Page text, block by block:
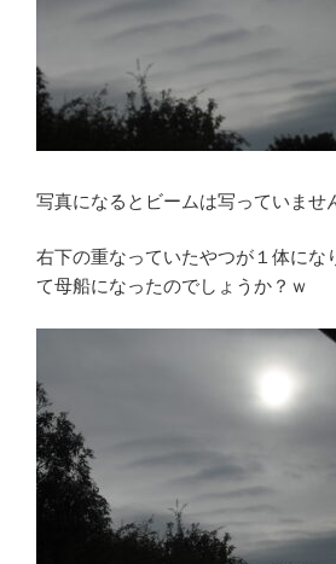
写真になるとビームは写っていませ
右下の重なっていたやつが１体に
て母船になったのでしょうか？ｗ